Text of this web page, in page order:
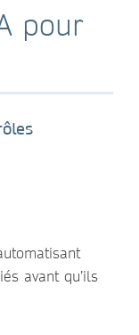
pour
avant qu’ils